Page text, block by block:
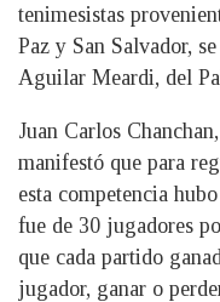
tenimesistas
Paz y San Salvador,
Aguilar Meardi, del
Juan Carlos
manifestó que para
esta competencia
fue de 30 jugadores
que cada partido
jugador, ganar o